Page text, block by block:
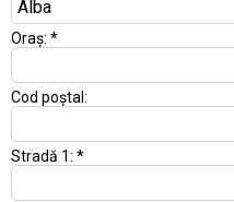
Oraș: *
Cod poștal:
Stradă 1: *